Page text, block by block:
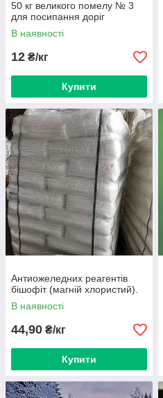
50 кг великого помелу № 3
для посипання доріг
В наявності
12 ₴/кг
Купити
Антиожеледних реагентів
бішофіт (магній хлористий).
В наявності
44,90 ₴/кг
Купити